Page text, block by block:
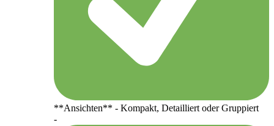
**Ansichten** - Kompakt, Detailliert oder Gruppiert
-